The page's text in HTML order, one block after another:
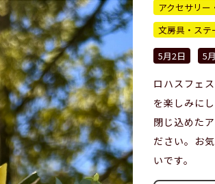
アクセサリー
文房具・ステ
5月2日
5
ロハスフェ
を楽しみに
閉じ込めた
ださい。お
いです。